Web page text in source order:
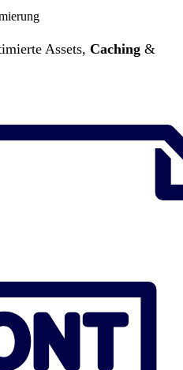
Assets, Caching &